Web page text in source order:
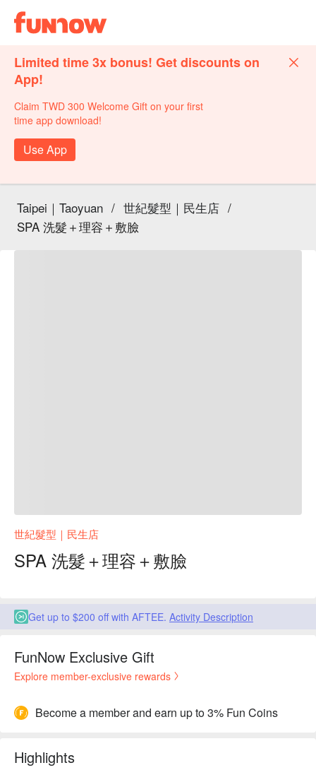
Limited time 3x bonus! Get discounts on
App!
Claim TWD 300 Welcome Gift on your first
time app download!
Use App
Taipei｜Taoyuan / 世紀髮型｜民生店 /
SPA 洗髮＋理容＋敷臉
世紀髮型｜民生店
SPA 洗髮＋理容＋敷臉
Get up to $200 off with AFTEE. Activity Description
FunNow Exclusive Gift
Explore member-exclusive rewards
Become a member and earn up to 3% Fun Coins
Highlights